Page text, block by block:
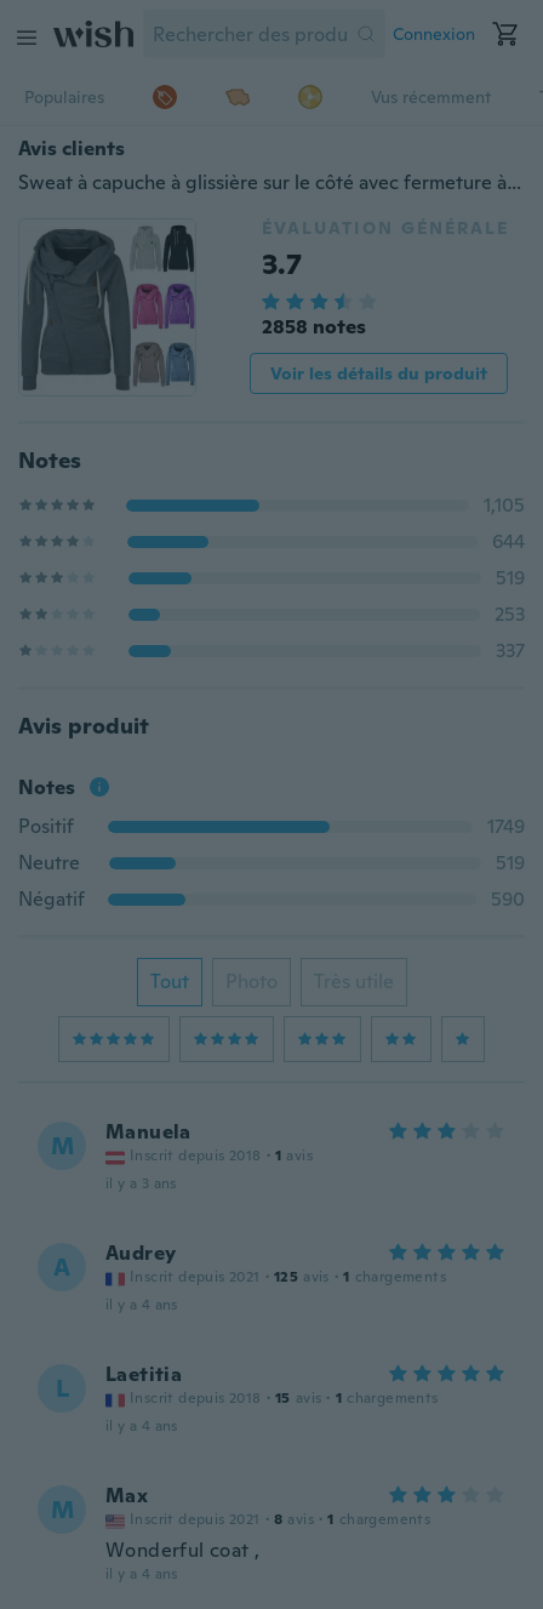
Connexion
Populaires Vus récemment
Avis clients
Sweat à capuche à glissière sur le côté avec fermeture à glissière pour femme Sweat à la mode d'hiver Sweat à capuche Candy Sweater Colored Sweater Coat S-5XL
ÉVALUATION GÉNÉRALE
3.7
2858 notes
Voir les détails du produit
Notes
1,105
644
519
253
337
Avis produit
Notes
Positif
1749
Neutre
519
Négatif
590
Tout Photo Très utile
M Manuela
Inscrit depuis 2018 · 1 avis
il y a 3 ans
A Audrey
Inscrit depuis 2021 · 125 avis · 1 chargements
il y a 4 ans
L Laetitia
Inscrit depuis 2018 · 15 avis · 1 chargements
il y a 4 ans
M Max
Inscrit depuis 2021 · 8 avis · 1 chargements
Wonderful coat ,
il y a 4 ans